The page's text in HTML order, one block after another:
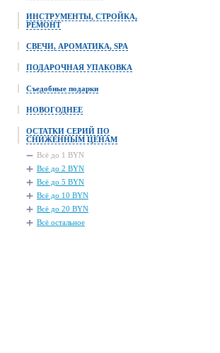
ИНСТРУМЕНТЫ, СТРОЙКА,
РЕМОНТ
СВЕЧИ, АРОМАТИКА, SPA
ПОДАРОЧНАЯ УПАКОВКА
Съедобные подарки
НОВОГОДНЕЕ
ОСТАТКИ СЕРИЙ ПО
СНИЖЕННЫМ ЦЕНАМ
Всё до 1 BYN
Всё до 2 BYN
Всё до 5 BYN
Всё до 10 BYN
Всё до 20 BYN
Всё остальное